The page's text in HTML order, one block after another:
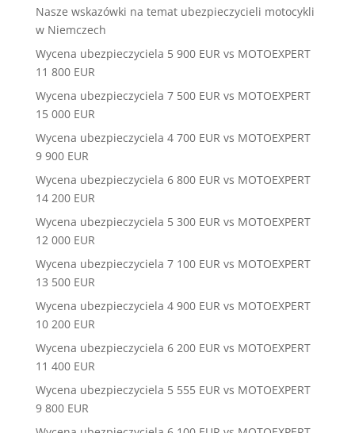
Nasze wskazówki na temat ubezpieczycieli motocykli
w Niemczech
Wycena ubezpieczyciela 5 900 EUR vs MOTOEXPERT
11 800 EUR
Wycena ubezpieczyciela 7 500 EUR vs MOTOEXPERT
15 000 EUR
Wycena ubezpieczyciela 4 700 EUR vs MOTOEXPERT
9 900 EUR
Wycena ubezpieczyciela 6 800 EUR vs MOTOEXPERT
14 200 EUR
Wycena ubezpieczyciela 5 300 EUR vs MOTOEXPERT
12 000 EUR
Wycena ubezpieczyciela 7 100 EUR vs MOTOEXPERT
13 500 EUR
Wycena ubezpieczyciela 4 900 EUR vs MOTOEXPERT
10 200 EUR
Wycena ubezpieczyciela 6 200 EUR vs MOTOEXPERT
11 400 EUR
Wycena ubezpieczyciela 5 555 EUR vs MOTOEXPERT
9 800 EUR